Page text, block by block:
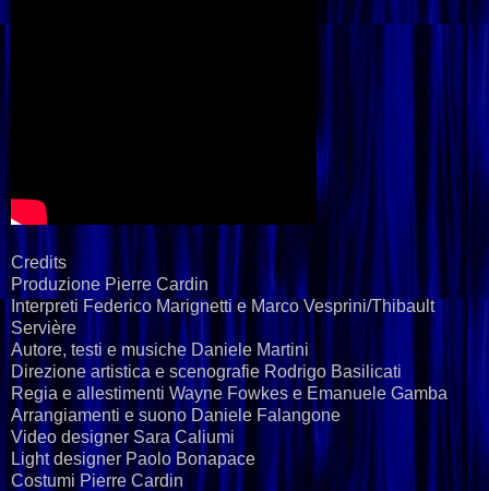
Credits
Produzione Pierre Cardin
Interpreti Federico Marignetti e Marco Vesprini/Thibault
Servière
Autore, testi e musiche Daniele Martini
Direzione artistica e scenografie Rodrigo Basilicati
Regia e allestimenti Wayne Fowkes e Emanuele Gamba
Arrangiamenti e suono Daniele Falangone
Video designer Sara Caliumi
Light designer Paolo Bonapace
Costumi Pierre Cardin